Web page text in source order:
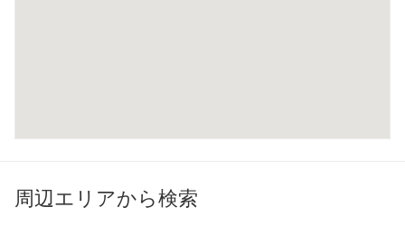
周辺エリアから検索